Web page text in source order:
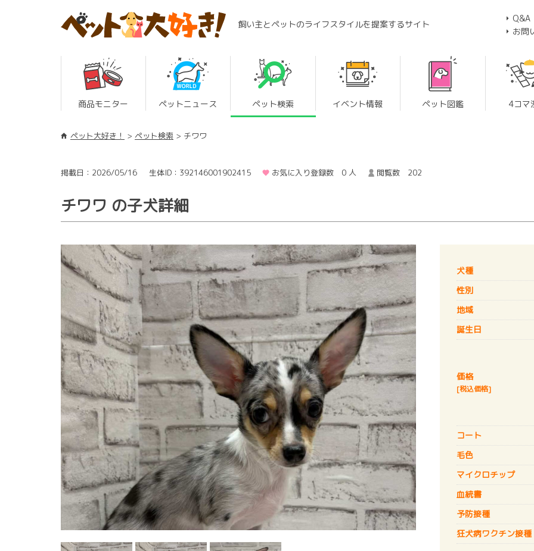
飼い主とペットのライフスタイルを提案するサイト
Q&A
お問
商品モニター ペットニュース ペット検索 イベント情報 ペット図鑑 4コマ
ペット大好き！ ペット検索 チワワ
掲載日：2026/05/16 生体ID：392146001902415 お気に入り登録数 0 人 閲覧数 202
チワワ の子犬詳細
犬種
性別
地域
誕生日
価格
[税込価格]
コート
毛色
マイクロチップ
血統書
予防接種
狂犬病ワクチン接種